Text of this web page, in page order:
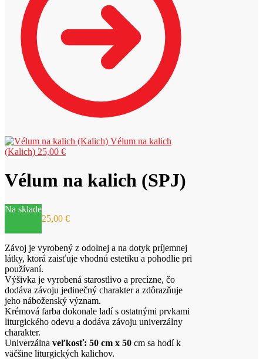
Vélum na kalich
(Kalich) 25,00 €
Vélum na kalich (SPJ)
Na sklade
25,00 €
Závoj je vyrobený z odolnej a na dotyk príjemnej
látky, ktorá zaisťuje vhodnú estetiku a pohodlie pri
používaní.
Výšivka je vyrobená starostlivo a precízne, čo
dodáva závoju jedinečný charakter a zdôrazňuje
jeho náboženský význam.
Krémová farba dokonale ladí s ostatnými prvkami
liturgického odevu a dodáva závoju univerzálny
charakter.
Univerzálna veľkosť: 50 cm x 50 cm sa hodí k
väčšine liturgických kalichov.